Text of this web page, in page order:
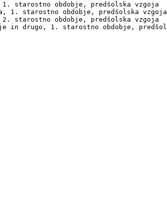
starostno obdobje, predšolska vzgoja
1. starostno obdobje, predšolska vzgoja
starostno obdobje, predšolska vzgoja
in drugo, 1. starostno obdobje,